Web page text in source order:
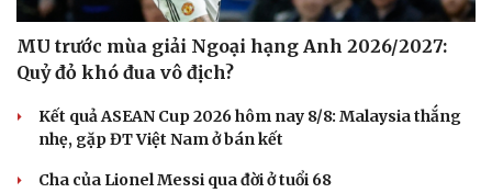
MU trước mùa giải Ngoại hạng Anh 2026/2027:
Quỷ đỏ khó đua vô địch?
Kết quả ASEAN Cup 2026 hôm nay 8/8: Malaysia thắng
nhẹ, gặp ĐT Việt Nam ở bán kết
Cha của Lionel Messi qua đời ở tuổi 68